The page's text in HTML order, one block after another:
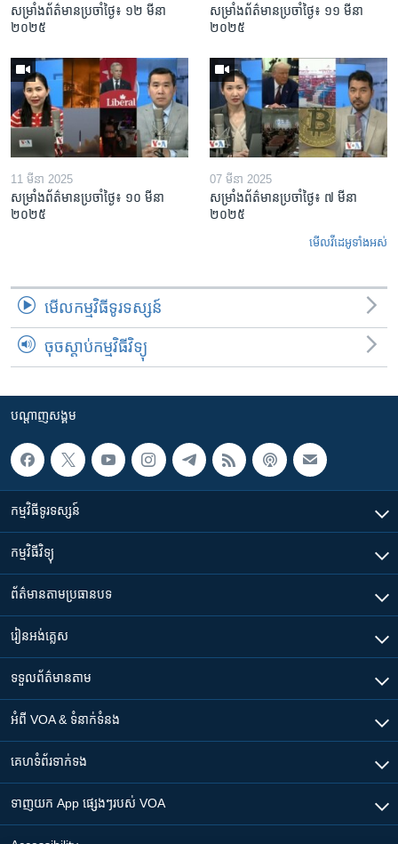
សម្រាំងព័ត៌មានប្រចាំថ្ងៃ៖ ១២ មីនា
២០២៥
សម្រាំងព័ត៌មានប្រចាំថ្ងៃ៖ ១១ មីនា
២០២៥
11 មីនា 2025
សម្រាំងព័ត៌មានប្រចាំថ្ងៃ៖ ១០ មីនា
២០២៥
07 មីនា 2025
សម្រាំងព័ត៌មានប្រចាំថ្ងៃ៖ ៧ មីនា
២០២៥
មើល​វីដេអូ​ទាំង​អស់
មើល​កម្មវិធី​ទូរទស្សន៍
ចុចស្តាប់កម្មវិធីវិទ្យុ
បណ្តាញ​សង្គម
កម្មវិធី​ទូរទស្សន៍
កម្មវិធី​វិទ្យុ
ព័ត៌មាន​តាមប្រធានបទ​
រៀន​​អង់គ្លេស
ទទួល​ព័ត៌មាន​តាម
អំពី​ VOA & ទំនាក់ទំនង
គេហទំព័រ​​ទាក់ទង
ទាញយក​ App ផ្សេងៗ​របស់​ VOA